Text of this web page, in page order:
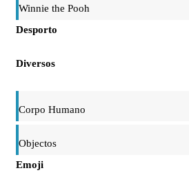
Winnie the Pooh
Desporto
Diversos
Corpo Humano
Objectos
Emoji